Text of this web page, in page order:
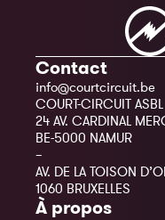
Contact
info@courtcircuit.be
COURT-CIRCUIT ASBL
24 AV. CARDINAL
BE-5000 NAMUR
–
AV. DE LA TOISON
1060 BRUXELLES
À propos